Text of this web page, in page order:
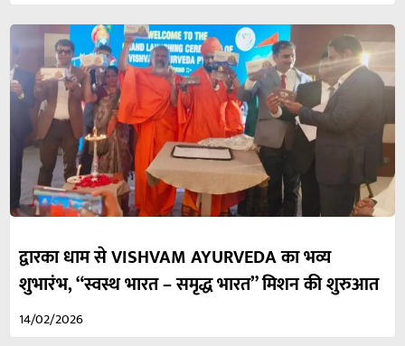
द्वारका धाम से VISHVAM AYURVEDA का भव्य
शुभारंभ, “स्वस्थ भारत – समृद्ध भारत” मिशन की शुरुआत
14/02/2026